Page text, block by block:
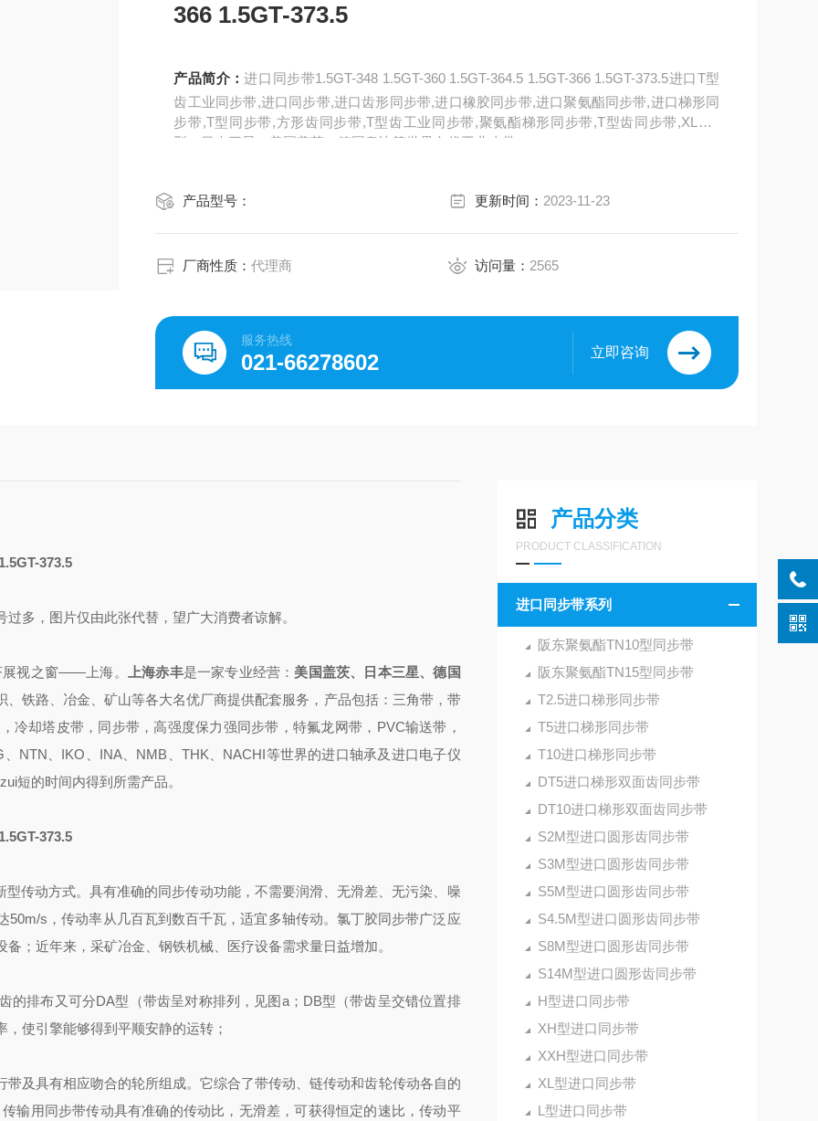
366 1.5GT-373.5
产品简介：进口同步带1.5GT-348 1.5GT-360 1.5GT-364.5 1.5GT-366 1.5GT-373.5进口T型
齿工业同步带,进口同步带,进口齿形同步带,进口橡胶同步带,进口聚氨酯同步带,进口梯形同
步带,T型同步带,方形齿同步带,T型齿工业同步带,聚氨酯梯形同步带,T型齿同步带,XL、L
型。日本三星、美国盖茨、德国奥比等世界名优工业皮带。
产品型号： 更新时间： 2023-11-23
厂商性质：代理商 访问量： 2565
服务热线
021-66278602 立即咨询
产品分类
PRODUCT CLASSIFICATION
进口同步带系列
阪东聚氨酯TN10型同步带
阪东聚氨酯TN15型同步带
T2.5进口梯形同步带
T5进口梯形同步带
T10进口梯形同步带
DT5进口梯形双面齿同步带
DT10进口梯形双面齿同步带
S2M型进口圆形齿同步带
S3M型进口圆形齿同步带
S5M型进口圆形齿同步带
S4.5M型进口圆形齿同步带
S8M型进口圆形齿同步带
S14M型进口圆形齿同步带
H型进口同步带
XH型进口同步带
XXH型进口同步带
XL型进口同步带
L型进口同步带
373.5
多，图片仅由此张代替，望广大消费者谅解。
视之窗——上海。 上海赤丰是一家专业经营 ： 美国盖茨、日本三星、德国
铁路、冶金、矿山等各大名优厂商提供配套服务， 产品包括： 三角带，带
冷却塔皮带，同步带，高强度保力强同步带，特氟龙网带，PVC输送带，
、NTN、IKO、INA、NMB、THK、NACHI等世界的进口轴承及进口电子仪
短的时间内得到所需产品。
373.5
传动方式。具有准确的同步传动功能，不需要润滑、无滑差、无污染、噪
s，传动率从几百瓦到数百千瓦，适宜多轴传动。 氯丁胶同步带广泛应
；近年来，采矿冶金、钢铁机械、医疗设备需求量日益增加。
的排布又可分DA型（带齿呈对称排列，见图a；DB型（带齿呈交错位置排
使引擎能够得到平顺安静的运转；
及具有相应吻合的轮所组成。它综合了带传动、链传动和齿轮传动各自的
输用同步带传动具有准确的传动比，无滑差，可获得恒定的速比，传动平